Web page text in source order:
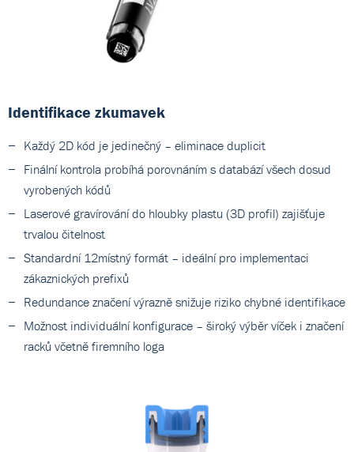
Identifikace zkumavek
Každý 2D kód je jedinečný – eliminace duplicit
Finální kontrola probíhá porovnáním s databází všech dosud
vyrobených kódů
Laserové gravírování do hloubky plastu (3D profil) zajišťuje
trvalou čitelnost
Standardní 12místný formát – ideální pro implementaci
zákaznických prefixů
Redundance značení výrazně snižuje riziko chybné identifikace
Možnost individuální konfigurace – široký výběr víček i značení
racků včetně firemního loga